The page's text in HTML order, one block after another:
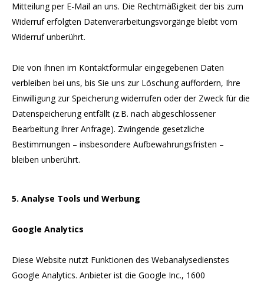
Mitteilung per E-Mail an uns. Die Rechtmäßigkeit der bis zum
Widerruf erfolgten Datenverarbeitungsvorgänge bleibt vom
Widerruf unberührt.
Die von Ihnen im Kontaktformular eingegebenen Daten
verbleiben bei uns, bis Sie uns zur Löschung auffordern, Ihre
Einwilligung zur Speicherung widerrufen oder der Zweck für die
Datenspeicherung entfällt (z.B. nach abgeschlossener
Bearbeitung Ihrer Anfrage). Zwingende gesetzliche
Bestimmungen – insbesondere Aufbewahrungsfristen –
bleiben unberührt.
5. Analyse Tools und Werbung
Google Analytics
Diese Website nutzt Funktionen des Webanalysedienstes
Google Analytics. Anbieter ist die Google Inc., 1600